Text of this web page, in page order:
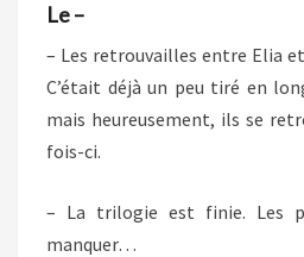
Le –
– Les retrouvailles entre Elia
C’était déjà un peu tiré en
mais heureusement, ils se
fois-ci.
– La trilogie est finie. Les
manquer…